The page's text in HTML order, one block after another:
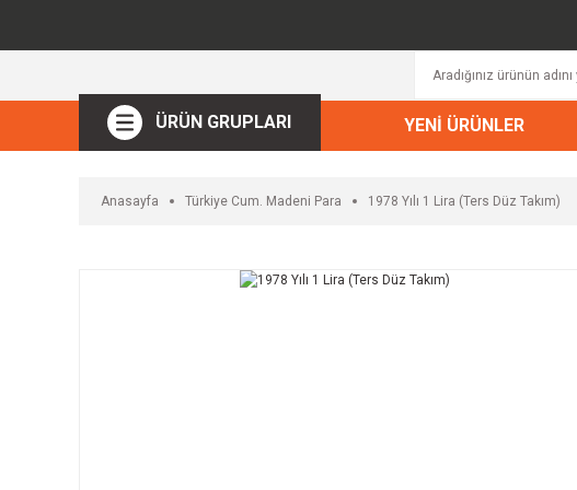
ÜRÜN GRUPLARI YENİ ÜRÜNLER
Anasayfa Türkiye Cum. Madeni Para 1978 Yılı 1 Lira (Ters Düz Takım)